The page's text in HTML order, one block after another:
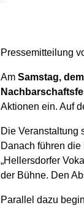
Pressemitteilung
Am Samstag,
Aktionen ein. Auf
Die Veranstaltung
Danach führen die
„Hellersdorfer
der Bühne. Den
Parallel dazu